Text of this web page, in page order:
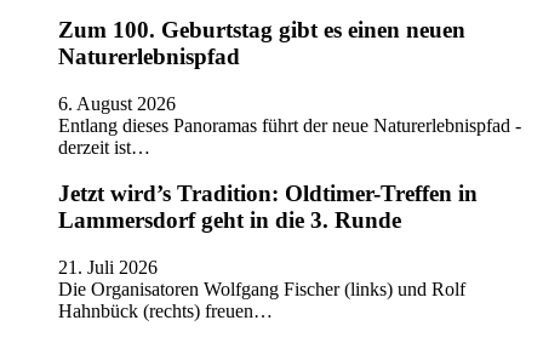
Zum 100. Geburtstag gibt es einen neuen
Naturerlebnispfad
6. August 2026
Entlang dieses Panoramas führt der neue Naturerlebnispfad -
derzeit ist…
Jetzt wird’s Tradition: Oldtimer-Treffen in
Lammersdorf geht in die 3. Runde
21. Juli 2026
Die Organisatoren Wolfgang Fischer (links) und Rolf
Hahnbück (rechts) freuen…